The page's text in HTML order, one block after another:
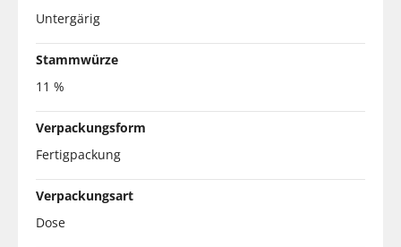
Untergärig
Stammwürze
11 %
Verpackungsform
Fertigpackung
Verpackungsart
Dose